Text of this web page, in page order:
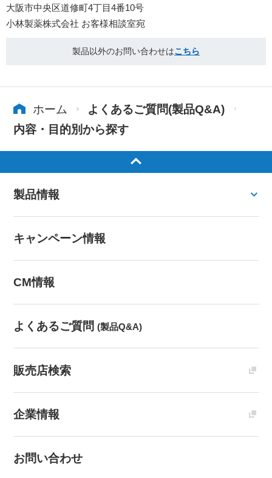
大阪市中央区道修町4丁目4番10号
小林製薬株式会社 お客様相談室宛
製品以外のお問い合わせはこちら
ホーム
よくあるご質問(製品Q&A)
内容・目的別から探す
製品情報
キャンペーン情報
CM情報
よくあるご質問 (製品Q&A)
販売店検索
企業情報
お問い合わせ